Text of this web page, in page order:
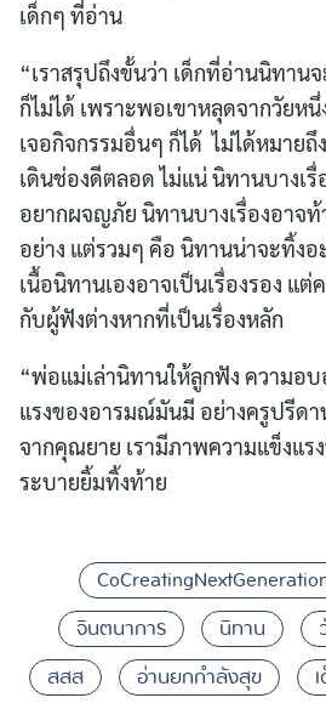
เด็กๆ ที่อ่าน
“เราสรุปถึงขั้นว่า เด็กที่อ่านนิทาน
ก็ไม่ได้ เพราะพอเขาหลุดจากวัยหนึ่
เจอกิจกรรมอื่นๆ ก็ได้ ไม่ได้หมาย
เดินช่องดีตลอด ไม่แน่ นิทานบางเรื่
อยากผจญภัย นิทานบางเรื่องอาจท้
อย่าง แต่รวมๆ คือ นิทานน่าจะทิ้งอ
เนื้อนิทานเองอาจเป็นเรื่องรอง แ
กับผู้ฟังต่างหากที่เป็นเรื่องหลัก
“พ่อแม่เล่านิทานให้ลูกฟัง ความอ
แรงของอารมณ์มันมี อย่างครูปรีด
จากคุณยาย เรามีภาพความแข็งแร
ระบายยิ้มทิ้งท้าย
จินตนาการ
นิทาน
สสส
อ่านยกกำลังสุข